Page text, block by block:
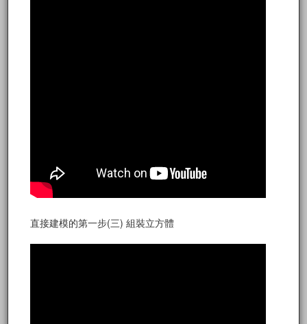
直接建模的第一步(三) 組裝立方體